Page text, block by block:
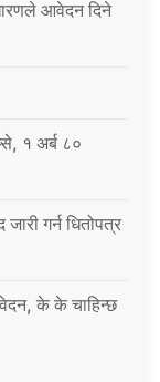
आवेदन दिने
१ अर्ब ८०
गर्न धितोपत्र
के के चाहिन्छ